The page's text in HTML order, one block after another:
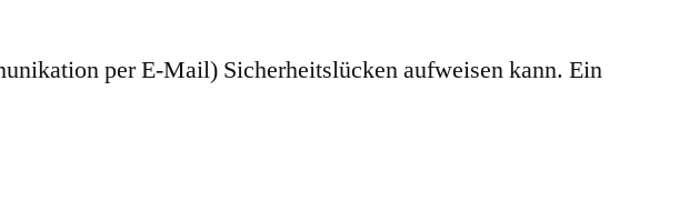
per E-Mail) Sicherheitslücken aufweisen kann. Ein